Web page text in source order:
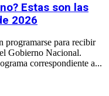
Estas son las
2026
programarse para recibir
Gobierno Nacional.
correspondiente a...